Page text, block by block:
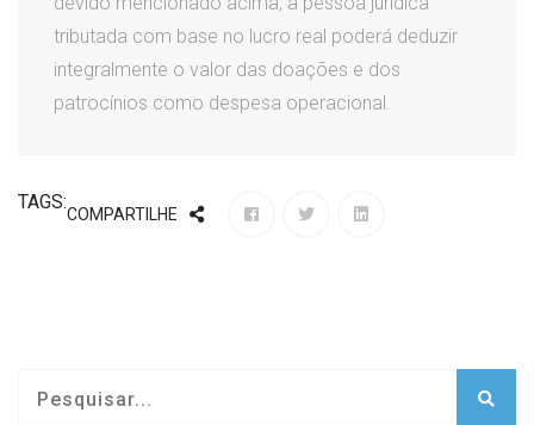
tributada com base no lucro real poderá deduzir
integralmente o valor das doações e dos
patrocínios como despesa operacional.
TAGS:
COMPARTILHE